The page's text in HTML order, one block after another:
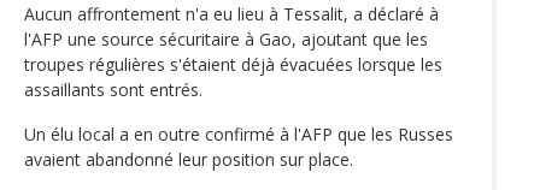
Aucun affrontement n'a eu lieu à Tessalit, a déclaré à
l'AFP une source sécuritaire à Gao, ajoutant que les
troupes régulières s'étaient déjà évacuées lorsque les
assaillants sont entrés.
Un élu local a en outre confirmé à l'AFP que les Russes
avaient abandonné leur position sur place.